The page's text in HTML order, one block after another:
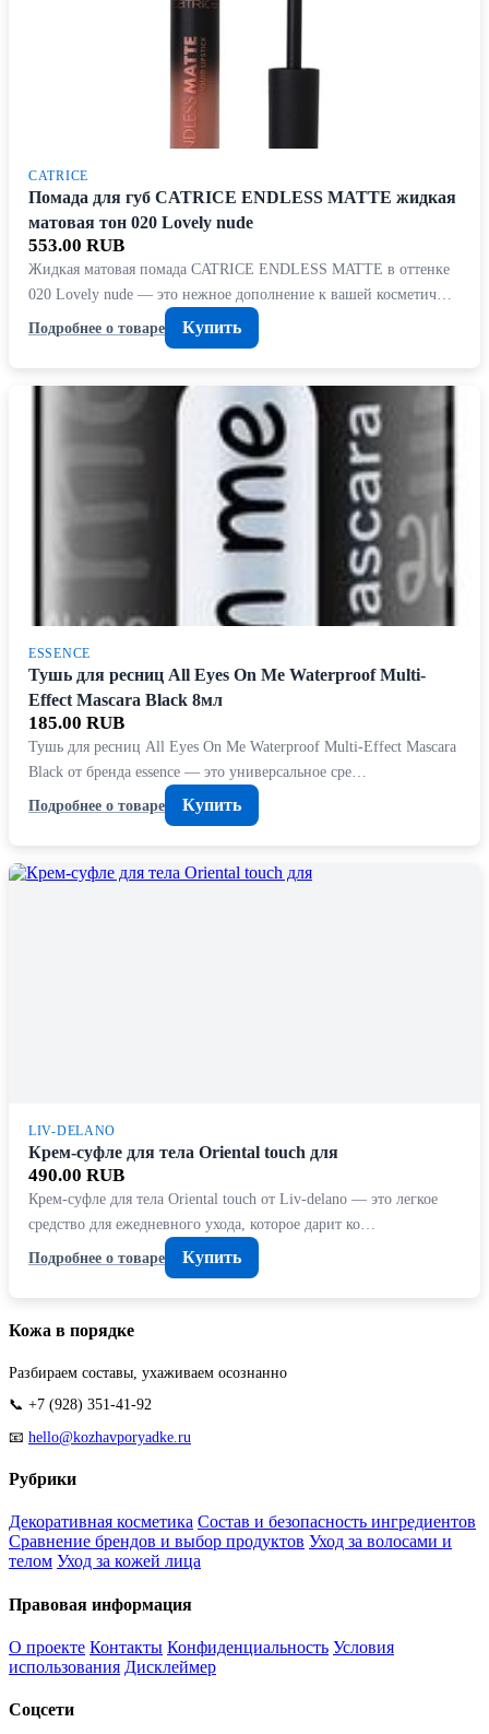
CATRICE
Помада для губ CATRICE ENDLESS MATTE жидкая
матовая тон 020 Lovely nude
553.00 RUB
Жидкая матовая помада CATRICE ENDLESS MATTE в оттенке
020 Lovely nude — это нежное дополнение к вашей косметич…
Подробнее о товаре
Купить
ESSENCE
Тушь для ресниц All Eyes On Me Waterproof Multi-
Effect Mascara Black 8мл
185.00 RUB
Тушь для ресниц All Eyes On Me Waterproof Multi-Effect Mascara
Black от бренда essence — это универсальное сре…
Подробнее о товаре
Купить
LIV-DELANO
Крем-суфле для тела Oriental touch для
490.00 RUB
Крем-суфле для тела Oriental touch от Liv-delano — это легкое
средство для ежедневного ухода, которое дарит ко…
Подробнее о товаре
Купить
Кожа в порядке
Разбираем составы, ухаживаем осознанно
📞 +7 (928) 351-41-92
📧 hello@kozhavporyadke.ru
Рубрики
Декоративная косметика Состав и безопасность ингредиентов
Сравнение брендов и выбор продуктов Уход за волосами и
телом Уход за кожей лица
Правовая информация
О проекте Контакты Конфиденциальность Условия
использования Дисклеймер
Соцсети